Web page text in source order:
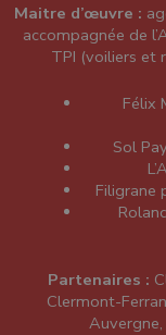
Maitre d’œuvre :
accompagnée de
TPI (voiliers et
Félix
Sol
Filigrane
Partenaires :
Clermont-
Auvergne,